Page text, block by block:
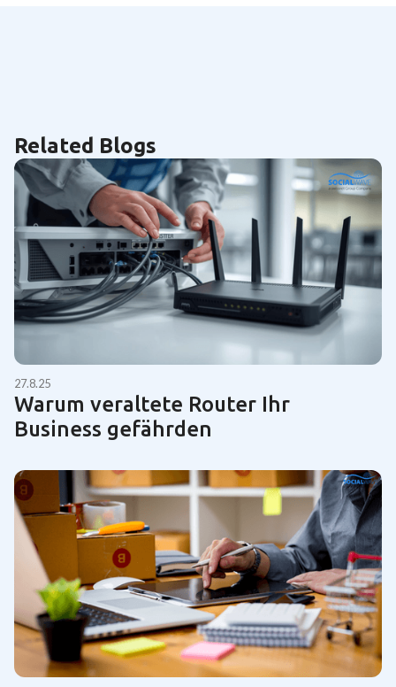
Related Blogs
27.8.25
Warum veraltete Router Ihr
Business gefährden